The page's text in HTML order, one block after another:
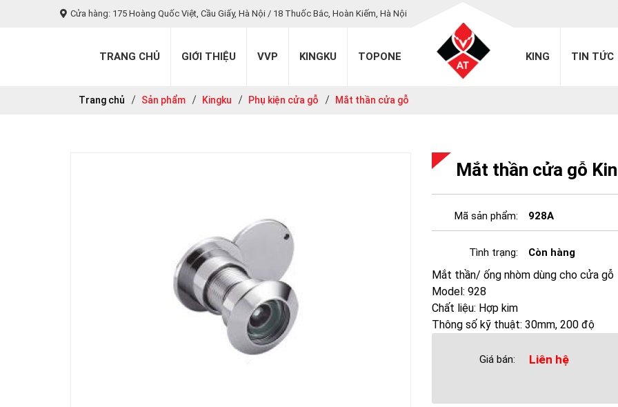
Cửa hàng: 175 Hoàng Quốc Việt, Cầu Giấy, Hà Nội / 18 Thuốc Bắc, Hoàn Kiếm, Hà Nội
TRANG CHỦ GIỚI THIỆU VVP KINGKU TOPONE KING TIN TỨC
Trang chủ Sản phẩm Kingku Phụ kiện cửa gỗ Mắt thần cửa gỗ
Mắt thần cửa gỗ
Mã sản phẩm: 928A
Tình trạng: Còn hàng
Mắt thần/ ống nhòm dùng cho cửa gỗ
Model: 928
Chất liệu: Hợp kim
Thông số kỹ thuật: 30mm, 200 độ
Giá bán: Liên hệ